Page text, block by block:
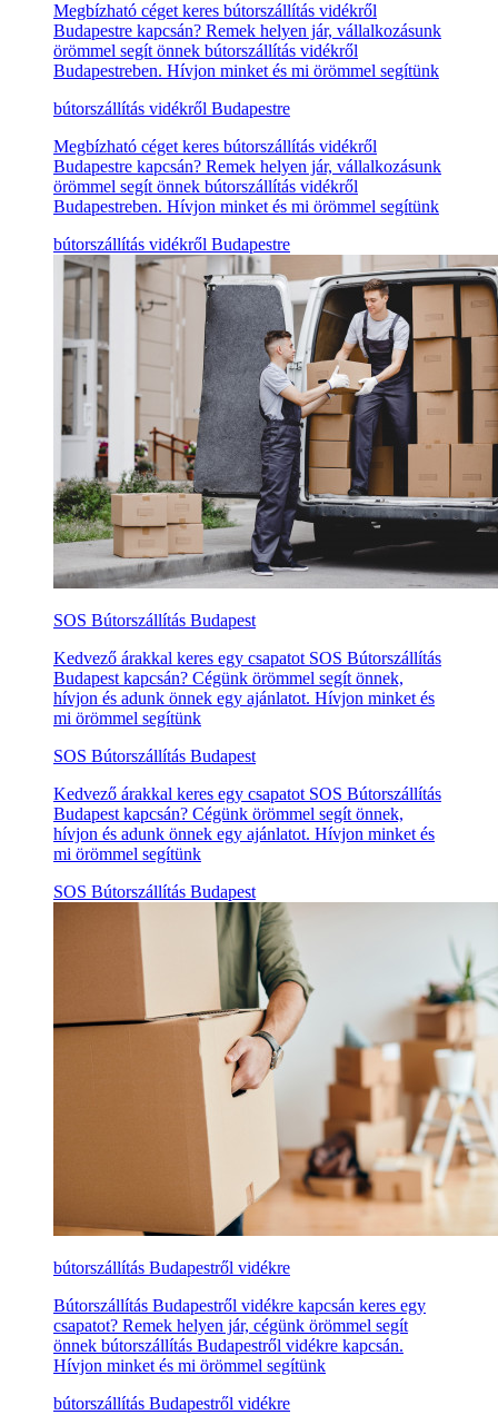
Megbízható céget keres bútorszállítás vidékről
Budapestre kapcsán? Remek helyen jár, vállalkozásunk
örömmel segít önnek bútorszállítás vidékről
Budapestreben. Hívjon minket és mi örömmel segítünk
bútorszállítás vidékről Budapestre
Megbízható céget keres bútorszállítás vidékről
Budapestre kapcsán? Remek helyen jár, vállalkozásunk
örömmel segít önnek bútorszállítás vidékről
Budapestreben. Hívjon minket és mi örömmel segítünk
bútorszállítás vidékről Budapestre
SOS Bútorszállítás Budapest
Kedvező árakkal keres egy csapatot SOS Bútorszállítás
Budapest kapcsán? Cégünk örömmel segít önnek,
hívjon és adunk önnek egy ajánlatot. Hívjon minket és
mi örömmel segítünk
SOS Bútorszállítás Budapest
Kedvező árakkal keres egy csapatot SOS Bútorszállítás
Budapest kapcsán? Cégünk örömmel segít önnek,
hívjon és adunk önnek egy ajánlatot. Hívjon minket és
mi örömmel segítünk
SOS Bútorszállítás Budapest
bútorszállítás Budapestről vidékre
Bútorszállítás Budapestről vidékre kapcsán keres egy
csapatot? Remek helyen jár, cégünk örömmel segít
önnek bútorszállítás Budapestről vidékre kapcsán.
Hívjon minket és mi örömmel segítünk
bútorszállítás Budapestről vidékre